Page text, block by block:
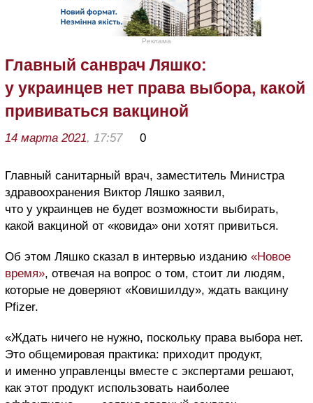
Реклама
Главный санврач Ляшко:
у украинцев нет права выбора, какой
прививаться вакциной
14 марта 2021, 17:57 0
Главный санитарный врач, заместитель Министра
здравоохранения Виктор Ляшко заявил,
что у украинцев не будет возможности выбирать,
какой вакциной от «ковида» они хотят привиться.
Об этом Ляшко сказал в интервью изданию «Новое
время», отвечая на вопрос о том, стоит ли людям,
которые не доверяют «Ковишилду», ждать вакцину
Pfizer.
«Ждать ничего не нужно, поскольку права выбора нет.
Это общемировая практика: приходит продукт,
и именно управленцы вместе с экспертами решают,
как этот продукт использовать наиболее